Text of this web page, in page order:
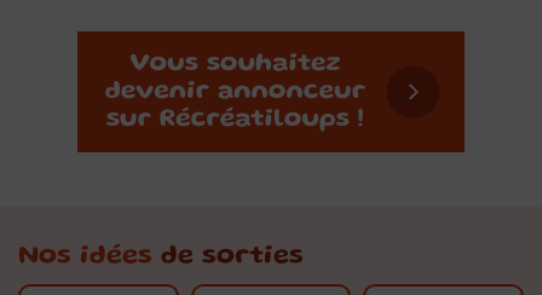
Nos idées de sorties